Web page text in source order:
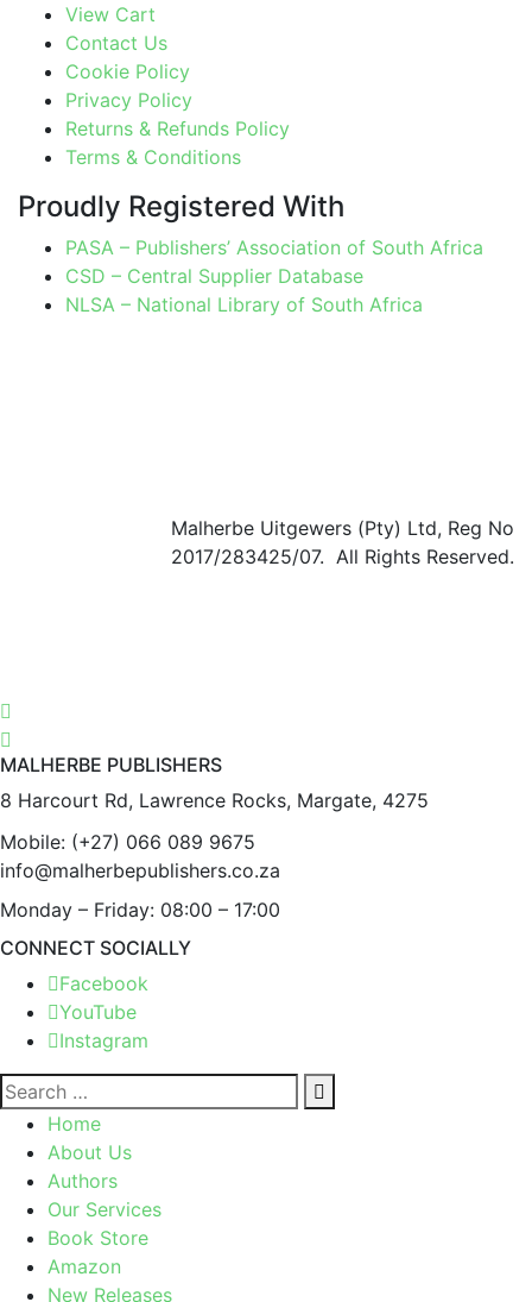
View Cart
Contact Us
Cookie Policy
Privacy Policy
Returns & Refunds Policy
Terms & Conditions
Proudly Registered With
PASA – Publishers’ Association of South Africa
CSD – Central Supplier Database
NLSA – National Library of South Africa
Malherbe Uitgewers (Pty) Ltd, Reg No
2017/283425/07. All Rights Reserved.
MALHERBE PUBLISHERS
8 Harcourt Rd, Lawrence Rocks, Margate, 4275
Mobile: (+27) 066 089 9675
info@malherbepublishers.co.za
Monday – Friday: 08:00 – 17:00
CONNECT SOCIALLY
Facebook
YouTube
Instagram
Home
About Us
Authors
Our Services
Book Store
Amazon
New Releases